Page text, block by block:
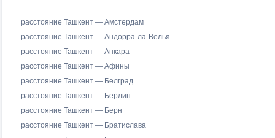
расстояние Ташкент — Амстердам
расстояние Ташкент — Андорра-ла-Велья
расстояние Ташкент — Анкара
расстояние Ташкент — Афины
расстояние Ташкент — Белград
расстояние Ташкент — Берлин
расстояние Ташкент — Берн
расстояние Ташкент — Братислава